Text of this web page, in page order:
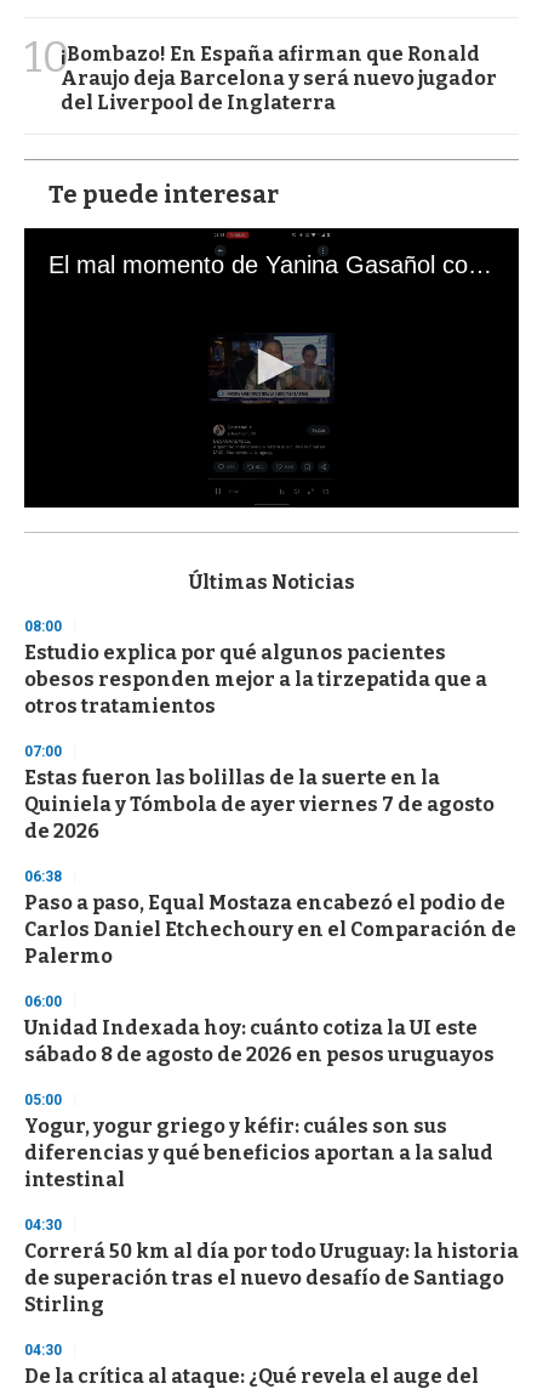
10¡Bombazo! En España afirman que Ronald
Araujo deja Barcelona y será nuevo jugador
del Liverpool de Inglaterra
Te puede interesar
El mal momento de Yanina Gasañol con un hincha argentino en "Subrayado"
s
d
s
o
f
3
s
e
c
o
n
Últimas Noticias
08:00
Estudio explica por qué algunos pacientes
obesos responden mejor a la tirzepatida que a
otros tratamientos
07:00
Estas fueron las bolillas de la suerte en la
Quiniela y Tómbola de ayer viernes 7 de agosto
de 2026
06:38
Paso a paso, Equal Mostaza encabezó el podio de
Carlos Daniel Etchechoury en el Comparación de
Palermo
06:00
Unidad Indexada hoy: cuánto cotiza la UI este
sábado 8 de agosto de 2026 en pesos uruguayos
05:00
Yogur, yogur griego y kéfir: cuáles son sus
diferencias y qué beneficios aportan a la salud
intestinal
04:30
Correrá 50 km al día por todo Uruguay: la historia
de superación tras el nuevo desafío de Santiago
Stirling
04:30
De la crítica al ataque: ¿Qué revela el auge del